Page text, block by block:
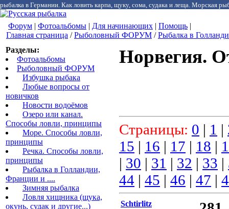
рыбалка в Германии. Как ловить карпа, щуку, сома, судака и леща. Морская
Форум | Фотоальбомы | Для начинающих | Помощь |
Главная страница /Рыболовный ФОРУМ /Рыбалка в
Разделы:
Фотоальбомы
Рыболовный ФОРУМ
Избушка рыбака
Любые вопросы от
новичков
Новости водоёмов
Озеро или канал.
Способы ловли, принципы
Море. Способы ловли,
принципы
Речка. Способы ловли,
принципы
Рыбалка в Голландии,
Франции и ....
Зимняя рыбалка
Ловля хищника (щука,
окунь, судак и другие...)
Норвегия.
Страницы: 0 | 1 |
15 | 16 | 17 | 18 |
| 30 | 31 | 32 | 33 |
44 | 45 | 46 | 47 |
Schtirlitz